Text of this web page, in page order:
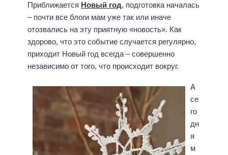
Приближается Новый год, подготовка началась
– почти все блоги мам уже так или иначе
отозвались на эту приятную «новость». Как
здорово, что это событие случается регулярно,
приходит Новый год всегда – совершенно
независимо от того, что происходит вокруг.
А
се
го
дн
я
м